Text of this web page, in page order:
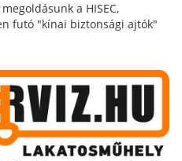
a HISEC,
futó "kínai biztonsági ajtók"